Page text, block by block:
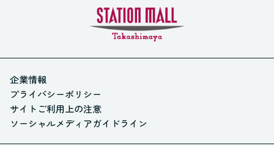
企業情報
プライバシーポリシー
サイトご利用上の注意
ソーシャルメディアガイドライン